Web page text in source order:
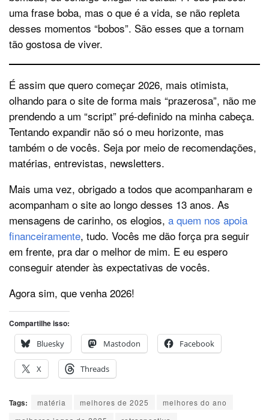
uma frase boba, mas o que é a vida, se não repleta
desses momentos “bobos”. São esses que a tornam
tão gostosa de viver.
É assim que quero começar 2026, mais otimista,
olhando para o site de forma mais “prazerosa”, não me
prendendo a um “script” pré-definido na minha cabeça.
Tentando expandir não só o meu horizonte, mas
também o de vocês. Seja por meio de recomendações,
matérias, entrevistas, newsletters.
Mais uma vez, obrigado a todos que acompanharam e
acompanham o site ao longo desses 13 anos. As
mensagens de carinho, os elogios, a quem nos apoia
financeiramente, tudo. Vocês me dão força pra seguir
em frente, pra dar o melhor de mim. E eu espero
conseguir atender às expectativas de vocês.
Agora sim, que venha 2026!
Compartilhe isso:
Bluesky
Mastodon Facebook
X Threads
Tags: matéria melhores de 2025
melhores do ano